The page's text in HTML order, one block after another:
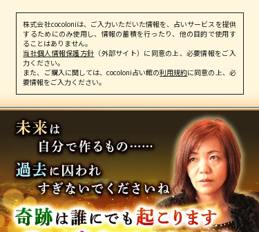
株式会社cocoloniは、ご入力いただいた情報を、占いサービスを提供
するためにのみ使用し、情報の蓄積を行ったり、他の目的で使用す
ることはありません。
当社個人情報保護方針 （外部サイト）に同意の上、必要情報をご入
力ください。
また、ご購入に関しては、cocoloni占い館の利用規約に同意の上、必
要情報をご入力ください。